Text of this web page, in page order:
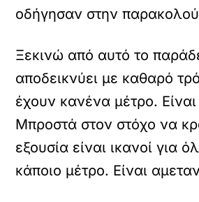
οδήγησαν στην
Ξεκινώ από αυτό το
αποδεικνύει με καθαρό
έχουν κανένα μέτρο. Είναι
Μπροστά στον στόχο να
εξουσία είναι ικανοί για
κάποιο μέτρο. Είναι